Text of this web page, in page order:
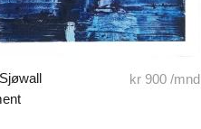
kr900/mnd